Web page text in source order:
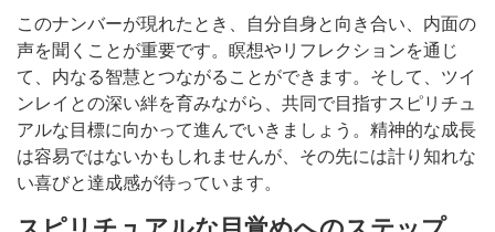
このナンバーが現れたとき、自分自身と向き合い、内面の
声を聞くことが重要です。瞑想やリフレクションを通じ
て、内なる智慧とつながることができます。そして、ツイ
ンレイとの深い絆を育みながら、共同で目指すスピリチュ
アルな目標に向かって進んでいきましょう。精神的な成長
は容易ではないかもしれませんが、その先には計り知れな
い喜びと達成感が待っています。